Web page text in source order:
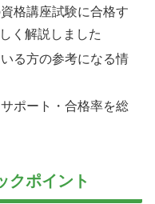
格講座試験に合格す
く解説しました
る方の参考になる情
ポート・合格率を総
クポイント